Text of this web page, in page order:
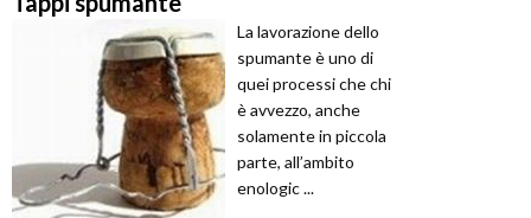
La lavorazione dello
spumante è uno di
quei processi che chi
è avvezzo, anche
solamente in piccola
parte, all’ambito
enologic ...